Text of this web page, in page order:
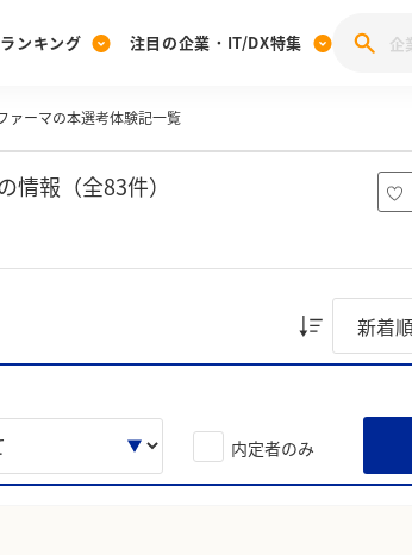
[27卒] 本選考体験記投稿キャンペーン
ンキング
みんなのDX企業就職ブランド調査
注目の企業・IT/DX特集
ァーマの本選考体験記一覧
報（全83件）
内定者のみ